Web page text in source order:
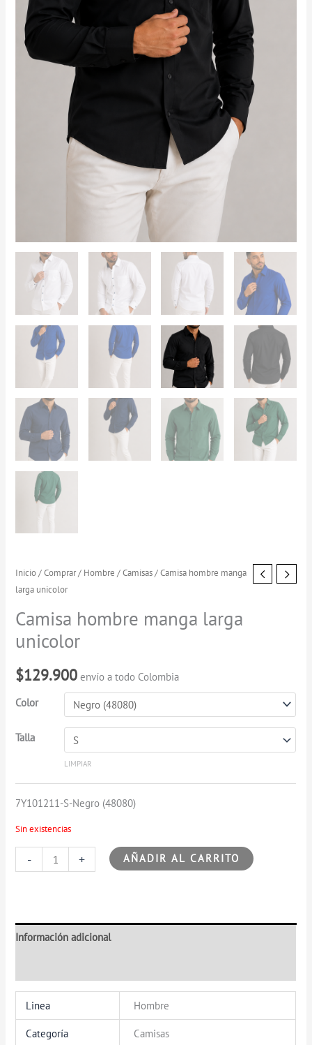
Inicio/Comprar/ Hombre /Camisas/ Camisa hombre manga
larga unicolor
Camisa hombre manga larga
unicolor
$129.900 envío a todo Colombia
Color
Talla
LIMPIAR
7Y101211-S-Negro (48080)
Sin existencias
-
Camisa
hombre
manga
larga
unicolor
cantidad
+ AÑADIR AL CARRITO
Información adicional
Linea Hombre
Categoría Camisas